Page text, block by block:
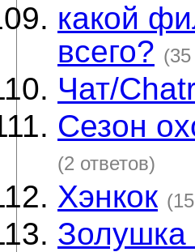
какой
всего? (35
Чат/
Сезон
(2 ответов)
Хэнкок
Золушка